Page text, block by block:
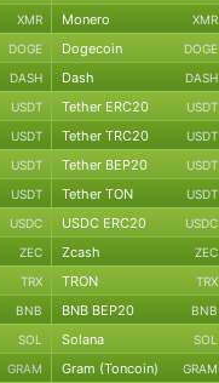
XMR Monero XMR
DOGE Dogecoin DOGE
DASH Dash DASH
USDT Tether ERC20 USDT
USDT Tether TRC20 USDT
USDT Tether BEP20 USDT
USDT Tether TON USDT
USDC USDC ERC20 USDC
ZEC Zcash ZEC
TRX TRON TRX
BNB BNB BEP20 BNB
SOL Solana SOL
GRAM Gram (Toncoin) GRAM